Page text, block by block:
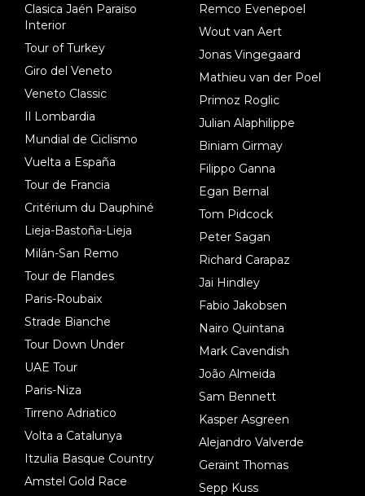
Clasica Jaén Paraiso
Interior
Tour of Turkey
Giro del Veneto
Veneto Classic
Il Lombardia
Mundial de Ciclismo
Vuelta a España
Tour de Francia
Critérium du Dauphiné
Lieja-Bastoña-Lieja
Milán-San Remo
Tour de Flandes
Paris-Roubaix
Strade Bianche
Tour Down Under
UAE Tour
Paris-Niza
Tirreno Adriatico
Volta a Catalunya
Itzulia Basque Country
Amstel Gold Race
Remco Evenepoel
Wout van Aert
Jonas Vingegaard
Mathieu van der Poel
Primoz Roglic
Julian Alaphilippe
Biniam Girmay
Filippo Ganna
Egan Bernal
Tom Pidcock
Peter Sagan
Richard Carapaz
Jai Hindley
Fabio Jakobsen
Nairo Quintana
Mark Cavendish
João Almeida
Sam Bennett
Kasper Asgreen
Alejandro Valverde
Geraint Thomas
Sepp Kuss